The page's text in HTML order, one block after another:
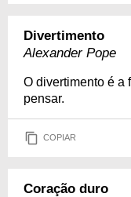
Divertimento
Alexander Pope
O divertimento é a
pensar.
COPIAR
Coração duro